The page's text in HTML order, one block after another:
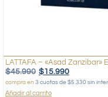
LATTAFA – «Asad Zanzibar»
$45.990 $15.990
compra en 3 cuotas de $5.330 sin
Añadir al carrito